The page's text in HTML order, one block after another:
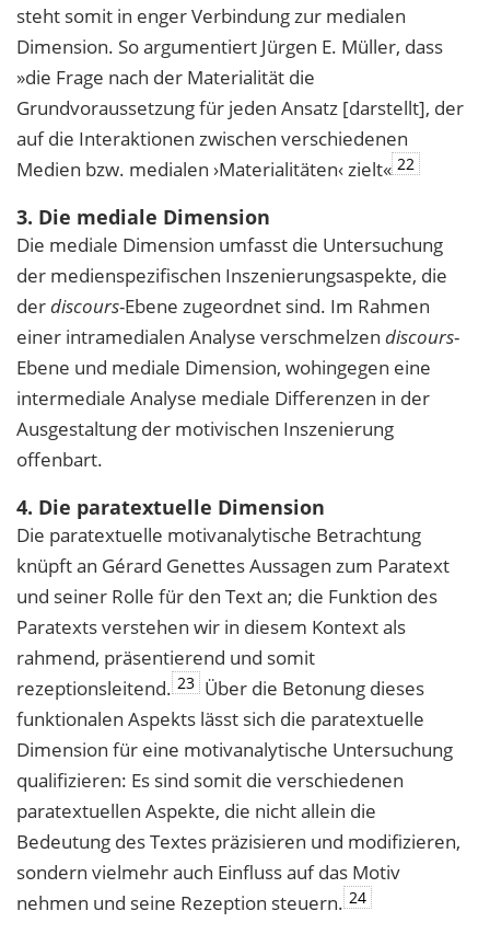
steht somit in enger Verbindung zur medialen
Dimension. So argumentiert Jürgen E. Müller, dass
»die Frage nach der Materialität die
Grundvoraussetzung für jeden Ansatz [darstellt], der
auf die Interaktionen zwischen verschiedenen
Medien bzw. medialen ›Materialitäten‹ zielt« 22
3. Die mediale Dimension
Die mediale Dimension umfasst die Untersuchung
der medienspezifischen Inszenierungsaspekte, die
derdiscours-Ebene zugeordnet sind. Im Rahmen
einer intramedialen Analyse verschmelzen discours-
Ebene und mediale Dimension, wohingegen eine
intermediale Analyse mediale Differenzen in der
Ausgestaltung der motivischen Inszenierung
offenbart.
4. Die paratextuelle Dimension
Die paratextuelle motivanalytische Betrachtung
knüpft an Gérard Genettes Aussagen zum Paratext
und seiner Rolle für den Text an; die Funktion des
Paratexts verstehen wir in diesem Kontext als
rahmend, präsentierend und somit
rezeptionsleitend. 23 Über die Betonung dieses
funktionalen Aspekts lässt sich die paratextuelle
Dimension für eine motivanalytische Untersuchung
qualifizieren: Es sind somit die verschiedenen
paratextuellen Aspekte, die nicht allein die
Bedeutung des Textes präzisieren und modifizieren,
sondern vielmehr auch Einfluss auf das Motiv
nehmen und seine Rezeption steuern. 24